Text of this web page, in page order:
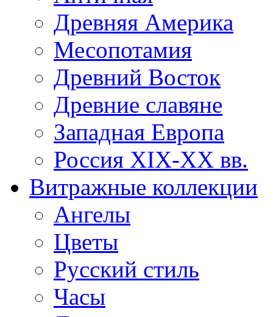
Древняя Америка
Месопотамия
Древний Восток
Древние славяне
Западная Европа
Россия XIX-XX вв.
Витражные коллекции
Ангелы
Цветы
Русский стиль
Часы